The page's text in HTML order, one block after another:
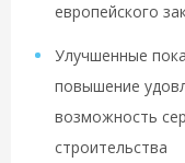
европейского
Улучшенные
повышение
возможность
строительства